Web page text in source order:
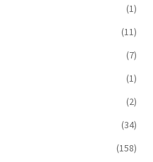
(1)
(11)
(7)
(1)
(2)
(34)
(158)